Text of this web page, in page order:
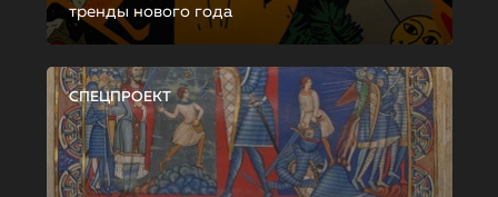
тренды нового года
СПЕЦПРОЕКТ